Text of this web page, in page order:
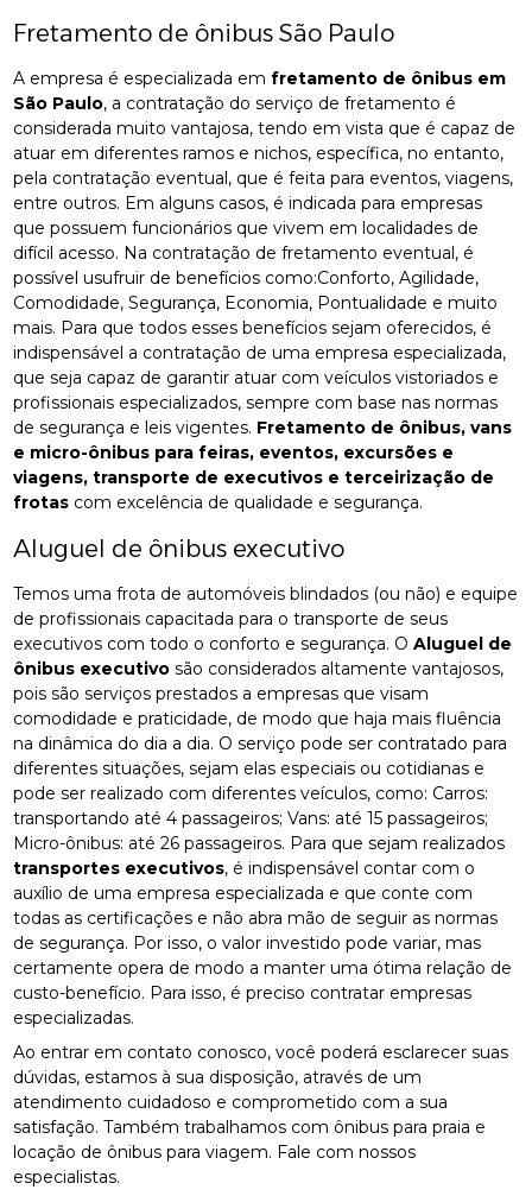
Fretamento de ônibus São Paulo
A empresa é especializada emfretamento de ônibus em
São Paulo, a contratação do serviço de fretamento é
considerada muito vantajosa, tendo em vista que é capaz de
atuar em diferentes ramos e nichos, específica, no entanto,
pela contratação eventual, que é feita para eventos, viagens,
entre outros. Em alguns casos, é indicada para empresas
que possuem funcionários que vivem em localidades de
difícil acesso. Na contratação de fretamento eventual, é
possível usufruir de benefícios como:Conforto, Agilidade,
Comodidade, Segurança, Economia, Pontualidade e muito
mais. Para que todos esses benefícios sejam oferecidos, é
indispensável a contratação de uma empresa especializada,
que seja capaz de garantir atuar com veículos vistoriados e
profissionais especializados, sempre com base nas normas
de segurança e leis vigentes. Fretamento de ônibus, vans
e micro-ônibus para feiras, eventos, excursões e
viagens, transporte de executivos e terceirização de
frotas com excelência de qualidade e segurança.
Aluguel de ônibus executivo
Temos uma frota de automóveis blindados (ou não) e equipe
de profissionais capacitada para o transporte de seus
executivos com todo o conforto e segurança. OAluguel de
ônibus executivo são considerados altamente vantajosos,
pois são serviços prestados a empresas que visam
comodidade e praticidade, de modo que haja mais fluência
na dinâmica do dia a dia. O serviço pode ser contratado para
diferentes situações, sejam elas especiais ou cotidianas e
pode ser realizado com diferentes veículos, como: Carros:
transportando até 4 passageiros; Vans: até 15 passageiros;
Micro-ônibus: até 26 passageiros. Para que sejam realizados
transportes executivos, é indispensável contar com o
auxílio de uma empresa especializada e que conte com
todas as certificações e não abra mão de seguir as normas
de segurança. Por isso, o valor investido pode variar, mas
certamente opera de modo a manter uma ótima relação de
custo-benefício. Para isso, é preciso contratar empresas
especializadas.
Ao entrar em contato conosco, você poderá esclarecer suas
dúvidas, estamos à sua disposição, através de um
atendimento cuidadoso e comprometido com a sua
satisfação. Também trabalhamos com ônibus para praia e
locação de ônibus para viagem. Fale com nossos
especialistas.